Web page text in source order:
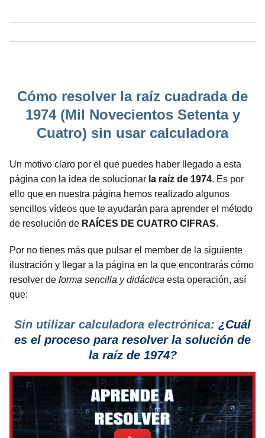
Cómo resolver la raíz cuadrada de
1974 (Mil Novecientos Setenta y
Cuatro) sin usar calculadora
Un motivo claro por el que puedes haber llegado a esta
página con la idea de solucionar la raíz de 1974. Es por
ello que en nuestra página hemos realizado algunos
sencillos vídeos que te ayudarán para aprender el método
de resolución de RAÍCES DE CUATRO CIFRAS.
Por no tienes más que pulsar el member de la siguiente
ilustración y llegar a la página en la que encontrarás cómo
resolver de forma sencilla y didáctica esta operación, así
que:
Sin utilizar calculadora electrónica: ¿Cuál
es el proceso para resolver la solución de
la raíz de 1974?